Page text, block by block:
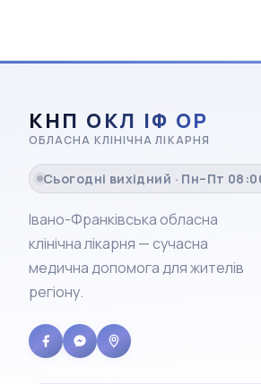
КНП ОКЛ ІФ ОР
ОБЛАСНА КЛІНІЧНА ЛІКАРНЯ
Сьогодні вихідний · Пн–Пт
Івано-Франківська обласна
клінічна лікарня — сучасна
медична допомога для жителів
регіону.